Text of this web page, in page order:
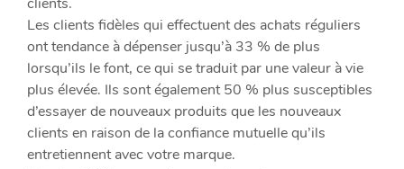
Les clients fidèles qui effectuent des achats réguliers
ont tendance à dépenser jusqu’à 33 % de plus
lorsqu’ils le font, ce qui se traduit par une valeur à vie
plus élevée. Ils sont également 50 % plus susceptibles
d’essayer de nouveaux produits que les nouveaux
clients en raison de la confiance mutuelle qu’ils
entretiennent avec votre marque.